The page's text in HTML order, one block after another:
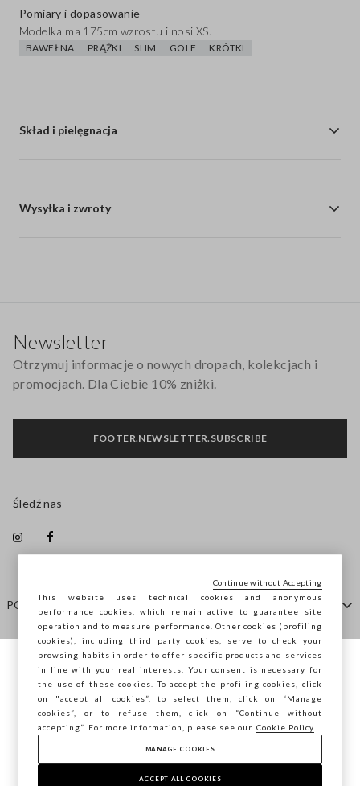
Pomiary i dopasowanie
Modelka ma 175cm wzrostu i nosi XS.
BAWEŁNA PRĄŻKI SLIM GOLF KRÓTKI
Skład i pielęgnacja
Wysyłka i zwroty
POMOC
FIRMA
KONTAKTY
Newsletter
Otrzymuj informacje o nowych dropach, kolekcjach i
promocjach. Dla Ciebie 10% zniżki.
FOOTER.NEWSLETTER.SUBSCRIBE
Śledź nas
Copyright © Ovs S.p.A. P.Iva 04240010274 - Cap. Soc.
290.923.470 -2.4.0
Przeglądasz STEFANEL Italia, chcesz
zapisać swoją lokalizację?
POTWIERDŹ
This website uses technical cookies and anonymous
performance cookies, which remain active to guarantee site
operation and to measure performance. Other cookies (profiling
cookies), including third party cookies, serve to check your
browsing habits in order to offer specific products and services
in line with your real interests. Your consent is necessary for
the use of these cookies. To accept the profiling cookies, click
on "accept all cookies”, to select them, click on “Manage
cookies”, or to refuse them, click on “Continue without
accepting”. For more information, please see our Cookie Policy
MANAGE COOKIES
ACCEPT ALL COOKIES
Continue without Accepting